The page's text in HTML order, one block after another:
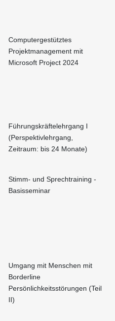
Computergestütztes
Projektmanagement mit
Microsoft Project 2024
Führungskräftelehrgang I
(Perspektivlehrgang,
Zeitraum: bis 24 Monate)
Stimm- und Sprechtraining -
Basisseminar
Umgang mit Menschen mit
Borderline
Persönlichkeitsstörungen (Teil
II)